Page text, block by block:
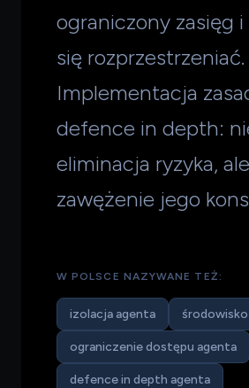
ograniczony zasięg
się rozprzestrzeniać.
Implementacja
defence in depth:
eliminacja ryzyka, ale
zawężenie jego
W POLSCE NAZYWANE TEŻ:
izolacja agenta
ograniczenie dostępu agenta
defence in depth agenta